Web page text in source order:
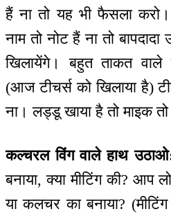
हैं ना तो यह भी फैसला करो।
नाम तो नोट हैं ना तो
खिलायेंगे। बहुत ताकत वाले
(आज टीचर्स को खिलाया है)
ना। लड्डू खाया है तो माइक
कल्चरल विंग वाले हाथ
बनाया, क्या मीटिंग की? आप
या कलचर का बनाया?